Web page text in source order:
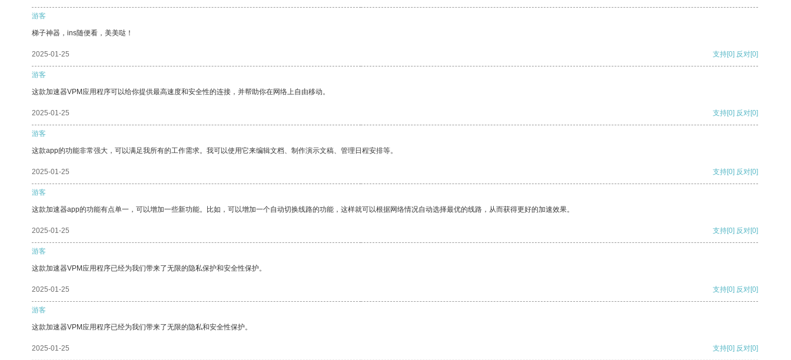
游客
梯子神器，ins随便看，美美哒！
2025-01-25 支持[0] 反对[0]
游客
这款加速器VPM应用程序可以给你提供最高速度和安全性的连接，并帮助你在网络上自由移动。
2025-01-25 支持[0] 反对[0]
游客
这款app的功能非常强大，可以满足我所有的工作需求。我可以使用它来编辑文档、制作演示文稿、管理日程安排等。
2025-01-25 支持[0] 反对[0]
游客
这款加速器app的功能有点单一，可以增加一些新功能。比如，可以增加一个自动切换线路的功能，这样就可以根据网络情况自动选择最优的线路，从而获得更好的加速效果。
2025-01-25 支持[0] 反对[0]
游客
这款加速器VPM应用程序已经为我们带来了无限的隐私保护和安全性保护。
2025-01-25 支持[0] 反对[0]
游客
这款加速器VPM应用程序已经为我们带来了无限的隐私和安全性保护。
2025-01-25 支持[0] 反对[0]